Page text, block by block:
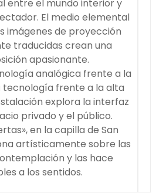
entre el mundo interior y
El medio elemental
imágenes de proyección
traducidas crean una
apasionante.
analógica frente a la
tecnología frente a la alta
explora la interfaz
privado y el público.
en la capilla de San
artísticamente sobre las
y las hace
a los sentidos.